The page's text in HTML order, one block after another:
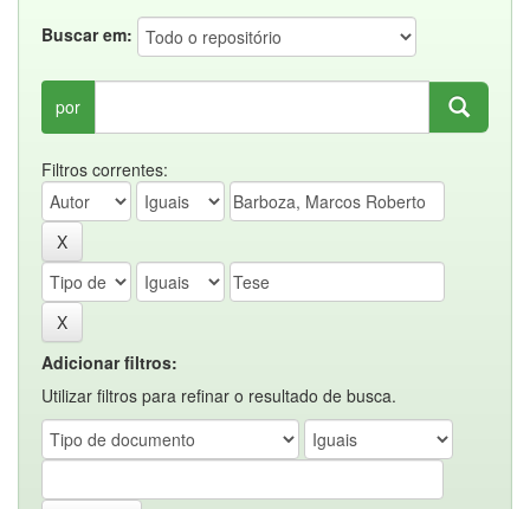
Buscar em:
por
Filtros correntes:
Adicionar filtros:
Utilizar filtros para refinar o resultado de busca.